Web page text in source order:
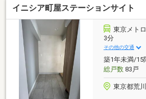
り換えもスムーズ「マルエツ」徒
も便利な環境■共用部エレベータ
お子様を連れての移動も安心東
大手管理会社による安心の管理体
予約がお勧めです■(1) 【見学予
プ(2) ご希望の見学日時・集
予約完了
イニシア町屋ステーションサイト
東京メト
3分
その他の交通
築1年未満/15
総戸数83戸
東京都荒